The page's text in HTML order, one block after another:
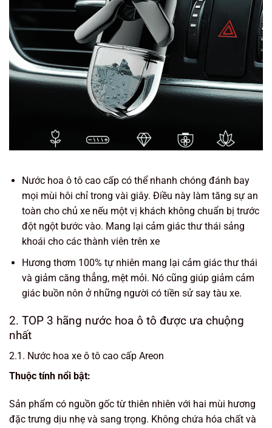
Nước hoa ô tô cao cấp có thể nhanh chóng đánh bay
mọi mùi hôi chỉ trong vài giây. Điều này làm tăng sự an
toàn cho chủ xe nếu một vị khách không chuẩn bị trước
đột ngột bước vào. Mang lại cảm giác thư thái sảng
khoái cho các thành viên trên xe
Hương thơm 100% tự nhiên mang lại cảm giác thư thái
và giảm căng thẳng, mệt mỏi. Nó cũng giúp giảm cảm
giác buồn nôn ở những người có tiền sử say tàu xe.
2. TOP 3 hãng nước hoa ô tô được ưa chuộng
nhất
2.1. Nước hoa xe ô tô cao cấp Areon
Thuộc tính nổi bật:
Sản phẩm có nguồn gốc từ thiên nhiên với hai mùi hương
đặc trưng dịu nhẹ và sang trọng. Không chứa hóa chất và